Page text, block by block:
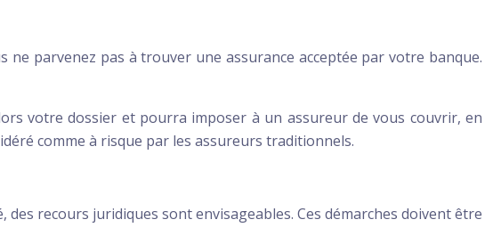
parvenez pas à trouver une assurance acceptée par votre banque.
votre dossier et pourra imposer à un assureur de vous couvrir, en
comme à risque par les assureurs traditionnels.
recours juridiques sont envisageables. Ces démarches doivent être